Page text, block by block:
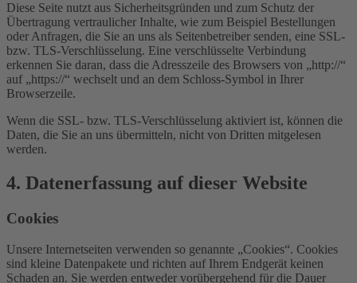
Diese Seite nutzt aus Sicherheitsgründen und zum Schutz der
Übertragung vertraulicher Inhalte, wie zum Beispiel Bestellungen
oder Anfragen, die Sie an uns als Seitenbetreiber senden, eine SSL-
bzw. TLS-Verschlüsselung. Eine verschlüsselte Verbindung
erkennen Sie daran, dass die Adresszeile des Browsers von „http://“
auf „https://“ wechselt und an dem Schloss-Symbol in Ihrer
Browserzeile.
Wenn die SSL- bzw. TLS-Verschlüsselung aktiviert ist, können die
Daten, die Sie an uns übermitteln, nicht von Dritten mitgelesen
werden.
4. Datenerfassung auf dieser Website
Cookies
Unsere Internetseiten verwenden so genannte „Cookies“. Cookies
sind kleine Datenpakete und richten auf Ihrem Endgerät keinen
Schaden an. Sie werden entweder vorübergehend für die Dauer